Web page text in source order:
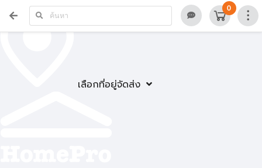
เลือกที่อยู่จัดส่ง
0